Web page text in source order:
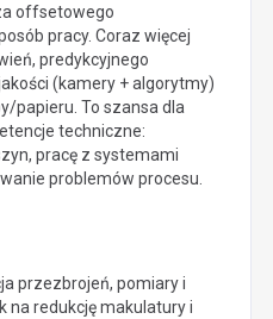
offsetowego
pracy. Coraz więcej
predykcyjnego
(kamery + algorytmy)
papieru. To szansa dla
techniczne:
pracę z systemami
problemów procesu.
przezbrojeń, pomiary i
na redukcję makulatury i